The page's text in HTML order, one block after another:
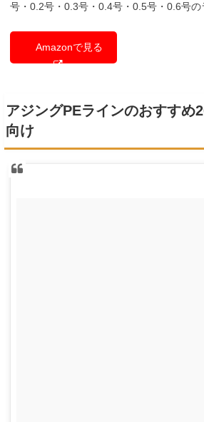
号・0.2号・0.3号・0.4号・0.5号・0.6号の
Amazonで見る
アジングPEラインのおすすめ
向け